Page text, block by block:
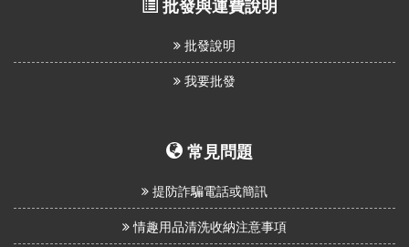
批發與運費說明
批發說明
我要批發
常見問題
提防詐騙電話或簡訊
情趣用品清洗收納注意事項